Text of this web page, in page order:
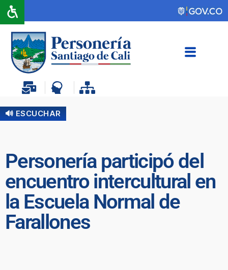
🔊 ESCUCHAR
Personería participó del
encuentro intercultural en
la Escuela Normal de
Farallones